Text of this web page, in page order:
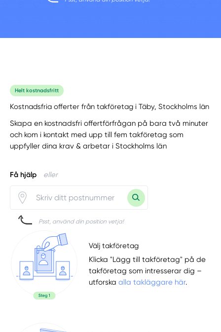
Helt kostnadsfritt
Kostnadsfria offerter från takföretag i Täby, Stockholms län
Skapa en kostnadsfri offertförfrågan på bara två minuter
och kom i kontakt med upp till fem takföretag som
uppfyller dina krav & arbetar i Stockholms län
Få hjälp eller
Psst, använd din position vetja!
Välj takföretag
Klicka "Lägg till takföretag" på de
takföretag som intresserar dig –
utforskaalla takläggare här.